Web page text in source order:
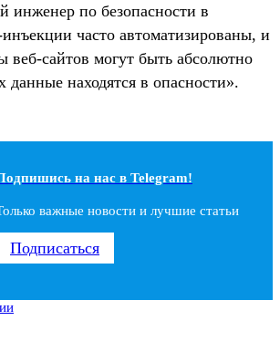
инженер по безопасности в
часто автоматизированы, и
веб-сайтов могут быть абсолютно
данные находятся в опасности».
на наc в Telegram!
важные новости и лучшие статьи
Подписаться